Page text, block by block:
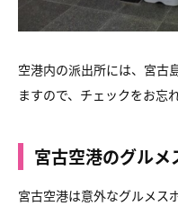
空港内の派出所には、宮古
ますので、チェックをお忘
宮古空港のグルメ
宮古空港は意外なグルメス